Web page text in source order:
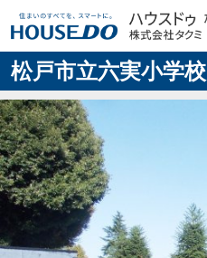
松戸市立六実小学校